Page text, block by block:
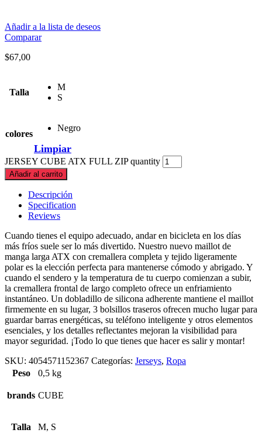
Añadir a la lista de deseos
Comparar
$67,00
Talla
M
S
colores
Negro
Limpiar
JERSEY CUBE ATX FULL ZIP quantity
Añadir al carrito
Descripción
Specification
Reviews
Cuando tienes el equipo adecuado, andar en bicicleta en los días
más fríos suele ser lo más divertido. Nuestro nuevo maillot de
manga larga ATX con cremallera completa y tejido ligeramente
polar es la elección perfecta para mantenerse cómodo y abrigado. Y
cuando el sendero y la temperatura de tu cuerpo comienzan a subir,
la cremallera frontal de largo completo ofrece un enfriamiento
instantáneo. Un dobladillo de silicona adherente mantiene el maillot
firmemente en su lugar, 3 bolsillos traseros ofrecen mucho lugar para
guardar barras energéticas, su teléfono inteligente y otros elementos
esenciales, y los detalles reflectantes mejoran la visibilidad para
mayor seguridad. ¡Todo lo que tienes que hacer es salir y montar!
SKU: 4054571152367 Categorías: Jerseys, Ropa
Peso
0,5 kg
brands CUBE
Talla M, S